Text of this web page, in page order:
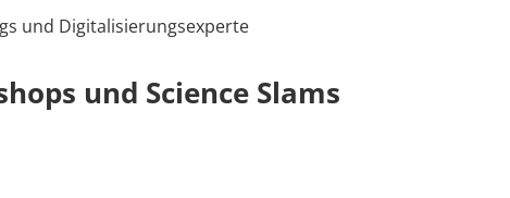
und Digitalisierungsexperte
und Science Slams